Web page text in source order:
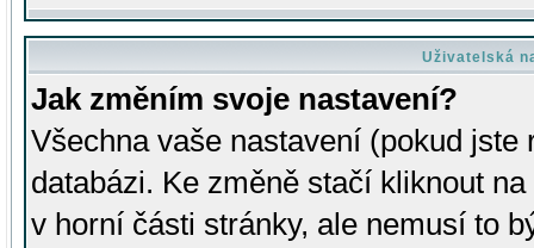
Uživatelská
Jak změním svoje nastavení?
Všechna vaše nastavení (pokud
databázi. Ke změně stačí kliknout
v horní části stránky, ale nemusí to